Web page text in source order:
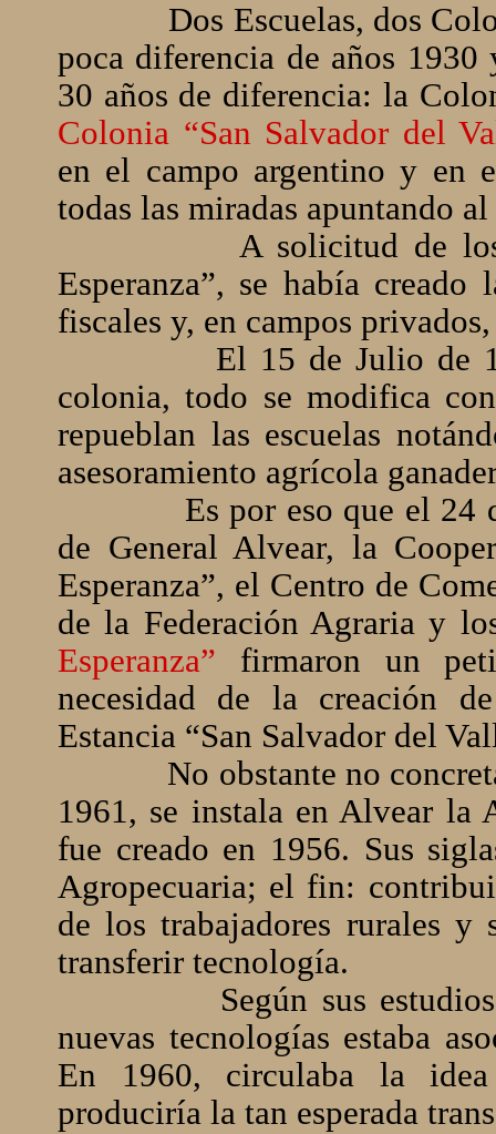
Dos Escuelas, dos
poca diferencia de años
30 años de diferencia: la
Colonia “San Salvador del
en el campo argentino y en
todas las miradas apuntando
A solicitud de
Esperanza”, se había
fiscales y, en campos
El 15 de Julio de
colonia, todo se modifica
repueblan las escuelas
asesoramiento agrícola
Es por eso que el 24
de General Alvear, la
Esperanza”, el Centro de
de la Federación Agraria y
Esperanza” firmaron un
necesidad de la creación
Estancia “San Salvador del
No obstante no
1961, se instala en Alvear la
fue creado en 1956. Sus
Agropecuaria; el fin:
de los trabajadores rurales
transferir tecnología.
Según sus
nuevas tecnologías estaba
En 1960, circulaba la
produciría la tan esperada